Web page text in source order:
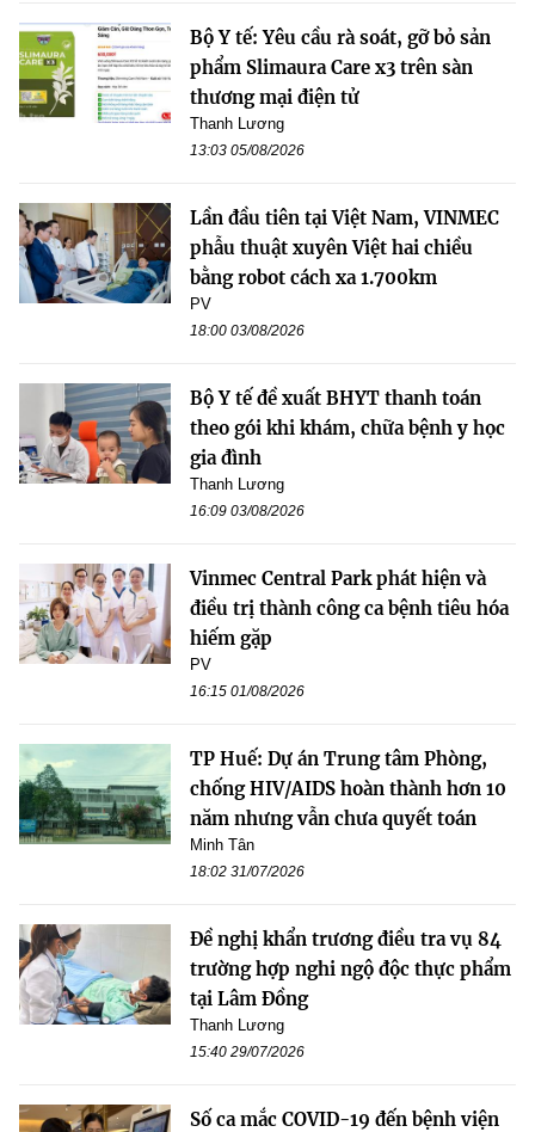
Bộ Y tế: Yêu cầu rà soát, gỡ bỏ sản
phẩm Slimaura Care x3 trên sàn
thương mại điện tử
Thanh Lương
13:03 05/08/2026
Lần đầu tiên tại Việt Nam, VINMEC
phẫu thuật xuyên Việt hai chiều
bằng robot cách xa 1.700km
PV
18:00 03/08/2026
Bộ Y tế đề xuất BHYT thanh toán
theo gói khi khám, chữa bệnh y học
gia đình
Thanh Lương
16:09 03/08/2026
Vinmec Central Park phát hiện và
điều trị thành công ca bệnh tiêu hóa
hiếm gặp
PV
16:15 01/08/2026
TP Huế: Dự án Trung tâm Phòng,
chống HIV/AIDS hoàn thành hơn 10
năm nhưng vẫn chưa quyết toán
Minh Tân
18:02 31/07/2026
Đề nghị khẩn trương điều tra vụ 84
trường hợp nghi ngộ độc thực phẩm
tại Lâm Đồng
Thanh Lương
15:40 29/07/2026
Số ca mắc COVID-19 đến bệnh viện